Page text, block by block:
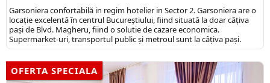
Garsoniera confortabilă in regim hotelier in Sector 2. Garsoniera are o
locație excelentă în centrul Bucureștiului, fiind situată la doar câțiva
pași de Blvd. Magheru, fiind o solutie de cazare economica.
Supermarket-uri, transportul public şi metroul sunt la câţiva paşi.
OFERTA SPECIALA